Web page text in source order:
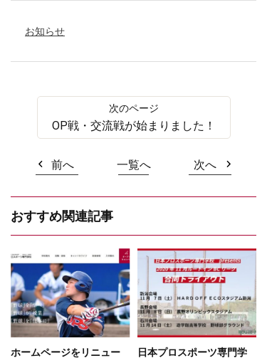
お知らせ
OP戦・交流戦が始まりました！
前へ 一覧へ 次へ
おすすめ関連記事
ホームページをリニュー
日本プロスポーツ専門学